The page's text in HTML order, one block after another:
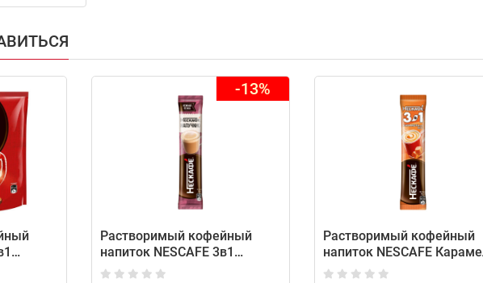
14.5г)
-13%
Растворимый кофейный
напиток NESCAFE 3в1
Капучино (10 порций по 18г)
Растворимый кофейный
напиток NESCAFE
(10 порций по 14,5г)